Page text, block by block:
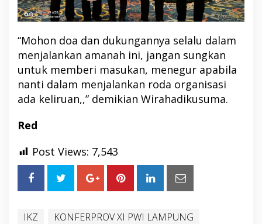
“Mohon doa dan dukungannya selalu dalam
menjalankan amanah ini, jangan sungkan
untuk memberi masukan, menegur apabila
nanti dalam menjalankan roda organisasi
ada keliruan,,” demikian Wirahadikusuma.
Red
Post Views: 7,543
IKZ
KONFERPROV XI PWI LAMPUNG